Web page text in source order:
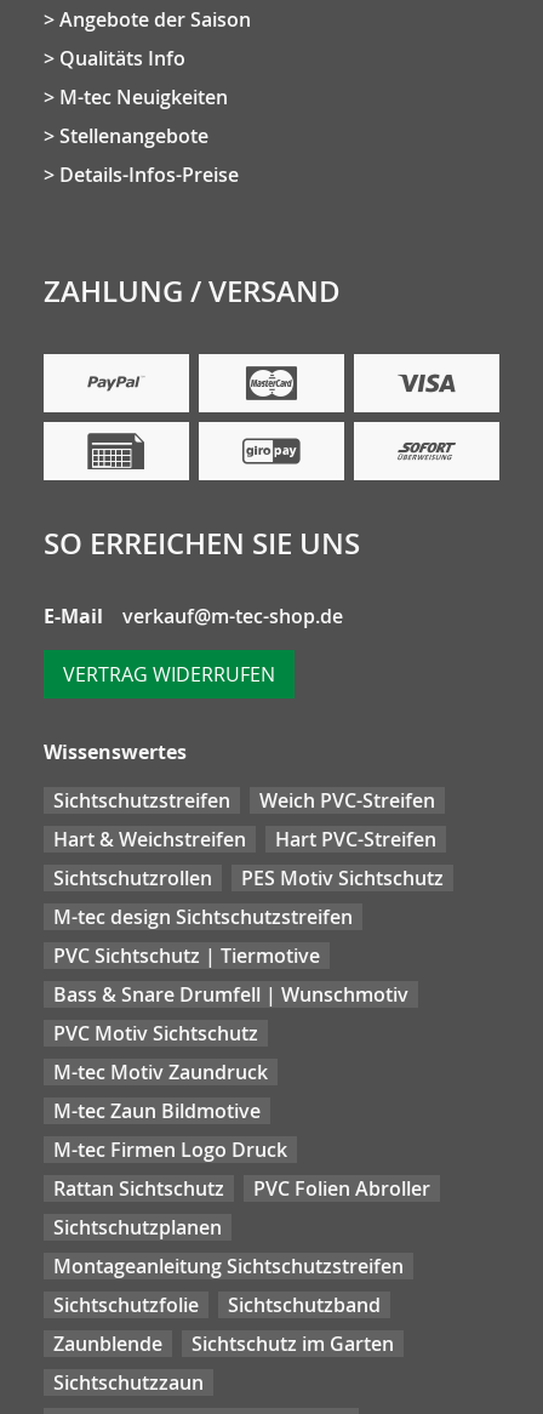
Angebote der Saison
Qualitäts Info
M-tec Neuigkeiten
Stellenangebote
Details-Infos-Preise
ZAHLUNG / VERSAND
SO ERREICHEN SIE UNS
E-Mail verkauf@m-tec-shop.de
VERTRAG WIDERRUFEN
Wissenswertes
Sichtschutzstreifen
Weich PVC-Streifen
Hart & Weichstreifen
Hart PVC-Streifen
Sichtschutzrollen
PES Motiv Sichtschutz
M-tec design Sichtschutzstreifen
PVC Sichtschutz | Tiermotive
Bass & Snare Drumfell | Wunschmotiv
PVC Motiv Sichtschutz
M-tec Motiv Zaundruck
M-tec Zaun Bildmotive
M-tec Firmen Logo Druck
Rattan Sichtschutz
PVC Folien Abroller
Sichtschutzplanen
Montageanleitung Sichtschutzstreifen
Sichtschutzfolie
Sichtschutzband
Zaunblende
Sichtschutz im Garten
Sichtschutzzaun